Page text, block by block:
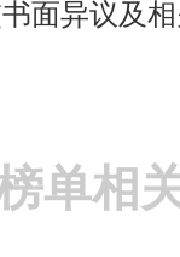
面异议及
单相